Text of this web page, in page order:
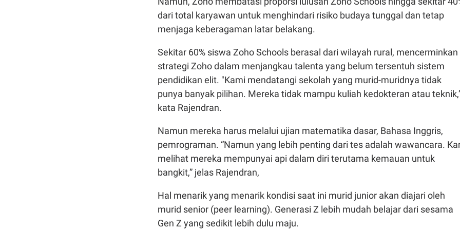
dari total karyawan untuk menghindari risiko budaya tunggal dan tetap
menjaga keberagaman latar belakang.
Sekitar 60% siswa Zoho Schools berasal dari wilayah rural, mencerminkan
strategi Zoho dalam menjangkau talenta yang belum tersentuh sistem
pendidikan elit. "Kami mendatangi sekolah yang murid-muridnya tidak
punya banyak pilihan. Mereka tidak mampu kuliah kedokteran atau
kata Rajendran.
Namun mereka harus melalui ujian matematika dasar, Bahasa Inggris,
pemrograman. “Namun yang lebih penting dari tes adalah wawancara.
melihat mereka mempunyai api dalam diri terutama kemauan untuk
bangkit,” jelas Rajendran,
Hal menarik yang menarik kondisi saat ini murid junior akan diajari oleh
murid senior (peer learning). Generasi Z lebih mudah belajar dari sesama
Gen Z yang sedikit lebih dulu maju.